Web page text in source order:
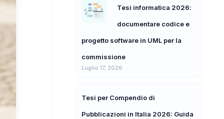
Tesi informatica 2026:
documentare codice e
progetto software in UML per la
commissione
Luglio 17, 2026
Tesi per Compendio di
Pubblicazioni in Italia 2026: Guida